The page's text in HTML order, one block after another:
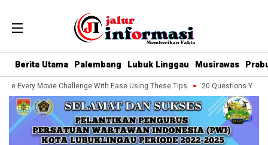
Berita Utama Palembang Lubuk Linggau Musirawas
Every Movie Challenge With Ease Using These Tips 20 Questions You